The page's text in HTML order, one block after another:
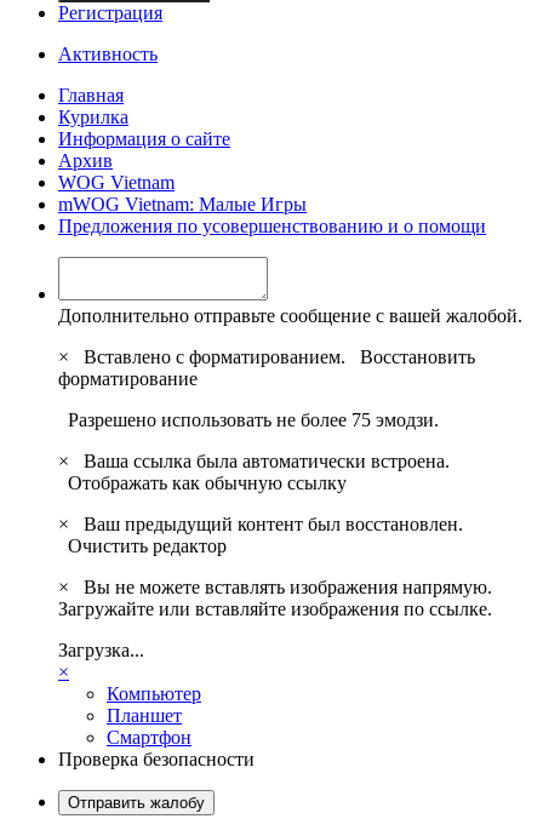
Регистрация
Активность
Главная
Курилка
Информация о сайте
Архив
WOG Vietnam
mWOG Vietnam: Малые Игры
Предложения по усовершенствованию и о помощи
Дополнительно отправьте сообщение с вашей жалобой.
×
Вставлено с форматированием. Восстановить
форматирование
Разрешено использовать не более 75 эмодзи.
×
Ваша ссылка была автоматически встроена.
Отображать как обычную ссылку
×
Ваш предыдущий контент был восстановлен.
Очистить редактор
×
Вы не можете вставлять изображения напрямую.
Загружайте или вставляйте изображения по ссылке.
Загрузка...
×
Компьютер
Планшет
Смартфон
Проверка безопасности
Отправить жалобу